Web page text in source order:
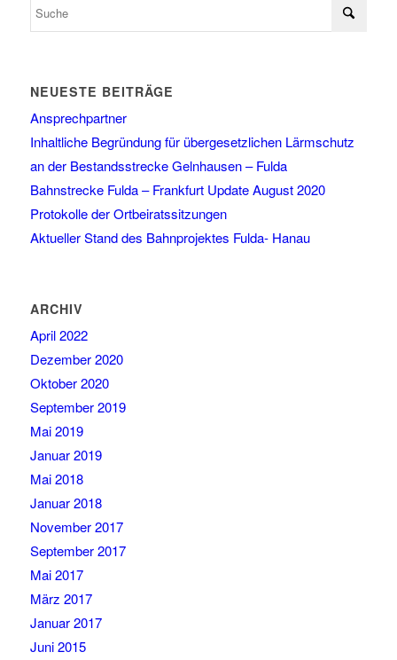
NEUESTE BEITRÄGE
Ansprechpartner
Inhaltliche Begründung für übergesetzlichen Lärmschutz
an der Bestandsstrecke Gelnhausen – Fulda
Bahnstrecke Fulda – Frankfurt Update August 2020
Protokolle der Ortbeiratssitzungen
Aktueller Stand des Bahnprojektes Fulda- Hanau
ARCHIV
April 2022
Dezember 2020
Oktober 2020
September 2019
Mai 2019
Januar 2019
Mai 2018
Januar 2018
November 2017
September 2017
Mai 2017
März 2017
Januar 2017
Juni 2015